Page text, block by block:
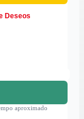
Deseos
aproximado